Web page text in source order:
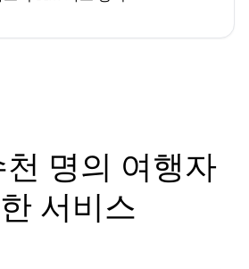
천 명의 여행자
서비스